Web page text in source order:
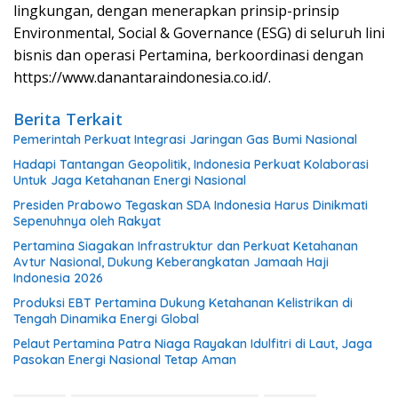
lingkungan, dengan menerapkan prinsip-prinsip
Environmental, Social & Governance (ESG) di seluruh lini
bisnis dan operasi Pertamina, berkoordinasi dengan
https://www.danantaraindonesia.co.id/.
Berita Terkait
Pemerintah Perkuat Integrasi Jaringan Gas Bumi Nasional
Hadapi Tantangan Geopolitik, Indonesia Perkuat Kolaborasi
Untuk Jaga Ketahanan Energi Nasional
Presiden Prabowo Tegaskan SDA Indonesia Harus Dinikmati
Sepenuhnya oleh Rakyat
Pertamina Siagakan Infrastruktur dan Perkuat Ketahanan
Avtur Nasional, Dukung Keberangkatan Jamaah Haji
Indonesia 2026
Produksi EBT Pertamina Dukung Ketahanan Kelistrikan di
Tengah Dinamika Energi Global
Pelaut Pertamina Patra Niaga Rayakan Idulfitri di Laut, Jaga
Pasokan Energi Nasional Tetap Aman